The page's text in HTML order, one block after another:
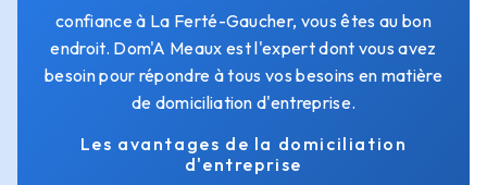
confiance à La Ferté-Gaucher, vous êtes au bon
endroit. Dom'A Meaux est l'expert dont vous avez
besoin pour répondre à tous vos besoins en matière
de domiciliation d'entreprise.
Les avantages de la domiciliation
d'entreprise